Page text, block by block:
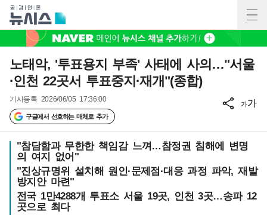
노태악, '투표용지 부족' 사태에 사의…"서울
·인천 22곳서 투표중지·재개"(종합)
기사등록 2026/06/05 17:36:00
구글에서 선호하는 매체로 추가
가가
"참담함과 무한한 책임감 느껴…참정권 침해에 변명
의 여지 없어"
"진상규명위 설치해 원인·문제점·대응 과정 파악, 재발
방지안 마련"
전국 1만4288개 투표소 서울 19곳, 인천 3곳…송파 12
곳으로 최다